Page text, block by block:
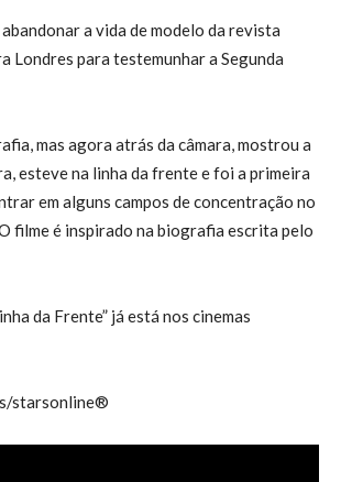
a vida de modelo da revista
Londres para testemunhar a Segunda
mas agora atrás da câmara, mostrou a
esteve na linha da frente e foi a primeira
em alguns campos de concentração no
filme é inspirado na biografia escrita pelo
da Frente” já está nos cinemas
starsonline®